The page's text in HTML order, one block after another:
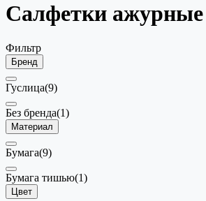
Салфетки ажурные
Фильтр
Бренд
Гуслица(9)
Без бренда(1)
Материал
Бумага(9)
Бумага тишью(1)
Цвет